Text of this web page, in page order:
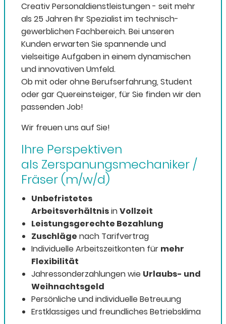
Creativ Personaldienstleistungen - seit mehr
als 25 Jahren Ihr Spezialist im technisch-
gewerblichen Fachbereich. Bei unseren
Kunden erwarten Sie spannende und
vielseitige Aufgaben in einem dynamischen
und innovativen Umfeld.
Ob mit oder ohne Berufserfahrung, Student
oder gar Quereinsteiger, für Sie finden wir den
passenden Job!
Wir freuen uns auf Sie!
Ihre Perspektiven
als Zerspanungsmechaniker /
Fräser (m/w/d)
Unbefristetes
ArbeitsverhältnisinVollzeit
Leistungsgerechte Bezahlung
Zuschläge nach Tarifvertrag
Individuelle Arbeitszeitkonten für mehr
Flexibilität
Jahressonderzahlungen wie Urlaubs- und
Weihnachtsgeld
Persönliche und individuelle Betreuung
Erstklassiges und freundliches Betriebsklima